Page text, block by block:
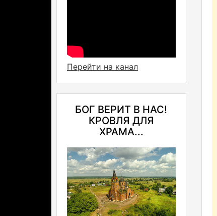
Перейти на канал
БОГ ВЕРИТ В НАС!
КРОВЛЯ ДЛЯ
ХРАМА...